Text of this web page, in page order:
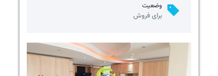
وضعیت
برای فروش